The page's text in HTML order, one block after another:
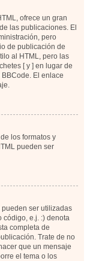
ofrece un gran
las publicaciones. El
pero
de publicación de
al HTML, pero las
[ y ] en lugar de
El enlace
los formatos y
pueden ser
ser utilizadas
código, e.j. :) denota
completa de
Trate de no
que un mensaje
el tema o los